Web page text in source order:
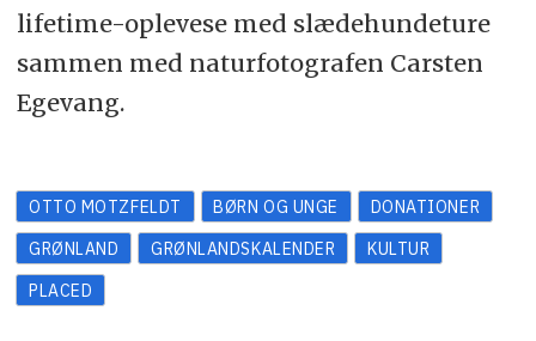
lifetime-oplevese med slædehundeture
sammen med naturfotografen Carsten
Egevang.
OTTO MOTZFELDT BØRN OG UNGE
DONATIONER
GRØNLAND
GRØNLANDSKALENDER
KULTUR
PLACED